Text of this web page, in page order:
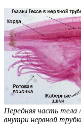
Передняя часть тела
внутри нервной